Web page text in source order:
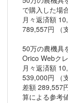
で購入した場合
月々返済額
789,557円 （
50万の農機具
Orico Webク
月々返済額
539,000円 （
差額 289,557
算による参考